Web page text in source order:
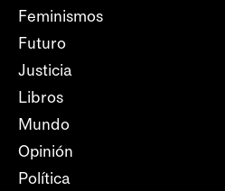
Feminismos
Futuro
Justicia
Libros
Mundo
Opinión
Política